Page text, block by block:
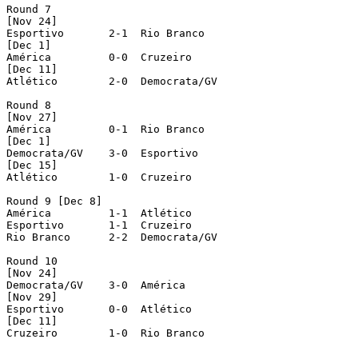
Round 7
[Nov 24]
Esportivo  	2-1  Rio Branco
[Dec 1]
América  	0-0  Cruzeiro
[Dec 11]
Atlético  	2-0  Democrata/GV
Round 8
[Nov 27]
América  	0-1  Rio Branco
[Dec 1]
Democrata/GV  	3-0  Esportivo
[Dec 15]
Atlético  	1-0  Cruzeiro
Round 9 [Dec 8]
América  	1-1  Atlético
Esportivo  	1-1  Cruzeiro
Rio Branco  	2-2  Democrata/GV
Round 10
[Nov 24]
Democrata/GV  	3-0  América
[Nov 29]
Esportivo  	0-0  Atlético
[Dec 11]
Cruzeiro  	1-0  Rio Branco